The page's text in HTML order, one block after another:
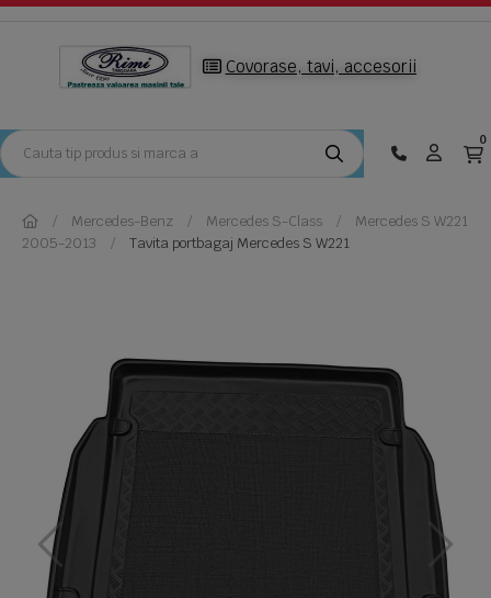
Covorase, tavi, accesorii
0
Mercedes-Benz Mercedes S-Class
Mercedes S W221
2005-2013
Tavita portbagaj Mercedes S W221